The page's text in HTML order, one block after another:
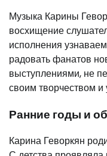
Музыка Карины
восхищение
исполнения
радовать фанатов
выступлениями, не
своим творчеством и
Ранние годы и
Карина Геворкян